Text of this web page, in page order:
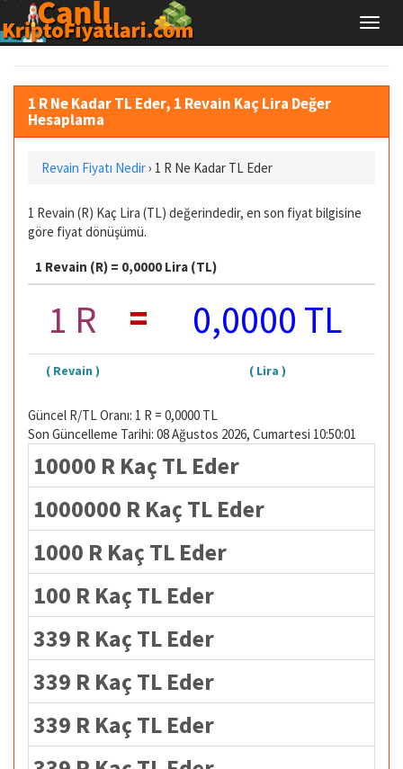
1 R Ne Kadar TL Eder, 1 Revain Kaç Lira Değer
Hesaplama
Revain Fiyatı Nedir› 1 R Ne Kadar TL Eder
1 Revain (R) Kaç Lira (TL) değerindedir, en son fiyat bilgisine
göre fiyat dönüşümü.
1 Revain (R) = 0,0000 Lira (TL)
1 R = 0,0000 TL
( Revain ) ( Lira )
Güncel R/TL Oranı: 1 R = 0,0000 TL
Son Güncelleme Tarihi: 08 Ağustos 2026, Cumartesi 10:50:01
10000 R Kaç TL Eder
1000000 R Kaç TL Eder
1000 R Kaç TL Eder
100 R Kaç TL Eder
339 R Kaç TL Eder
339 R Kaç TL Eder
339 R Kaç TL Eder